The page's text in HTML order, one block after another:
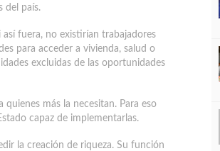
del país.
así fuera, no existirían trabajadores
para acceder a vivienda, salud o
excluidas de las oportunidades
más la necesitan. Para eso
capaz de implementarlas.
la creación de riqueza. Su función